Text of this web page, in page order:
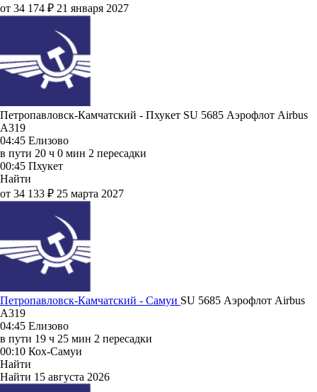
от 34 174 ₽ 21 января 2027
Петропавловск-Камчатский - Пхукет SU 5685 Аэрофлот Airbus
A319
04:45 Елизово
в пути 20 ч 0 мин 2 пересадки
00:45 Пхукет
Найти
от 34 133 ₽ 25 марта 2027
Петропавловск-Камчатский - Самуи SU 5685 Аэрофлот Airbus
A319
04:45 Елизово
в пути 19 ч 25 мин 2 пересадки
00:10 Кох-Самуи
Найти
Найти 15 августа 2026